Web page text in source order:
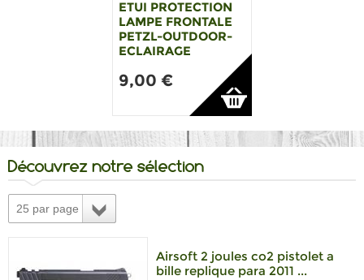
ETUI PROTECTION
LAMPE FRONTALE
PETZL-OUTDOOR-
ECLAIRAGE
9,00 €
Découvrez notre sélection
25 par page
Airsoft 2 joules co2 pistolet a
bille replique para 2011 ...